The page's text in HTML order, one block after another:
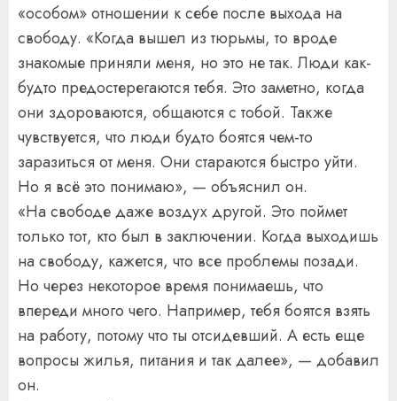
«особом» отношении к себе после выхода на
свободу. «Когда вышел из тюрьмы, то вроде
знакомые приняли меня, но это не так. Люди как-
будто предостерегаются тебя. Это заметно, когда
они здороваются, общаются с тобой. Также
чувствуется, что люди будто боятся чем-то
заразиться от меня. Они стараются быстро уйти.
Но я всё это понимаю», — объяснил он.
«На свободе даже воздух другой. Это поймет
только тот, кто был в заключении. Когда выходишь
на свободу, кажется, что все проблемы позади.
Но через некоторое время понимаешь, что
впереди много чего. Например, тебя боятся взять
на работу, потому что ты отсидевший. А есть еще
вопросы жилья, питания и так далее», — добавил
он.